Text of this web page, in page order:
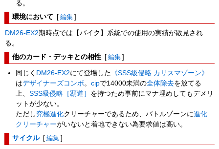
る。
環境において [ 編集 ]
DM26-EX2期時点では【バイク】系統での使用の実績が散見され
る。
他のカード・デッキとの相性 [ 編集 ]
同じく DM26-EX2にて登場した 《SSS級侵略 カリスマゾーン》
はデザイナーズコンボ 。cipで14000未満の全体除去を放てる
上、SSS級侵略［覇道］ を持つため事前にマナ埋めしてもデメリ
ットが少ない。
ただし 究極進化クリーチャーであるため、バトルゾーンに進化
クリーチャーがいないと着地できない為要求値は高い。
サイクル [ 編集 ]